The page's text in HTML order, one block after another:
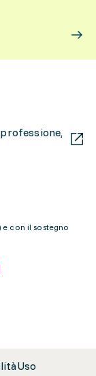
e con il sostegno
Uso